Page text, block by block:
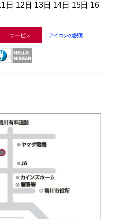
日 12日 13日 14日 15日 16
サービス アイコンの説明